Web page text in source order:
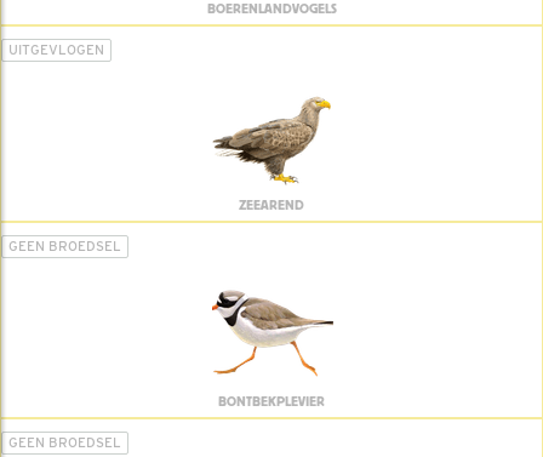
BOERENLANDVOGELS
UITGEVLOGEN
ZEEAREND
GEEN BROEDSEL
BONTBEKPLEVIER
GEEN BROEDSEL